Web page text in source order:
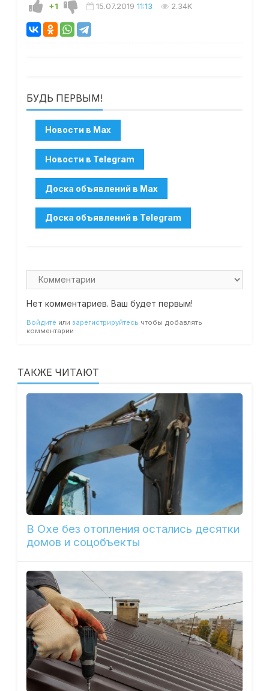
+1 15.07.2019 11:13 2.34K
БУДЬ ПЕРВЫМ!
Нет комментариев. Ваш будет первым!
Войдите или зарегистрируйтесь чтобы добавлять
комментарии
ТАКЖЕ ЧИТАЮТ
В Охе без отопления остались десятки
домов и соцобъекты